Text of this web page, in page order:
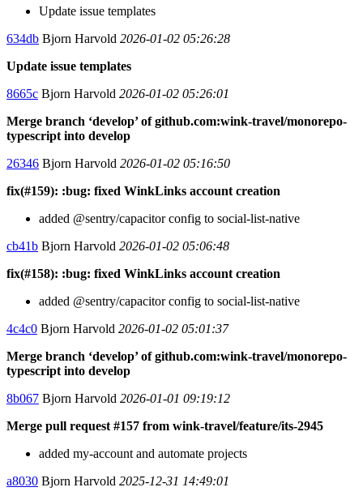
Update issue templates
634db Bjorn Harvold 2026-01-02 05:26:28
Update issue templates
8665c Bjorn Harvold 2026-01-02 05:26:01
Merge branch ‘develop’ of github.com:wink-travel/monorepo-
typescript into develop
26346 Bjorn Harvold 2026-01-02 05:16:50
fix(#159): :bug: fixed WinkLinks account creation
added @sentry/capacitor config to social-list-native
cb41b Bjorn Harvold 2026-01-02 05:06:48
fix(#158): :bug: fixed WinkLinks account creation
added @sentry/capacitor config to social-list-native
4c4c0 Bjorn Harvold 2026-01-02 05:01:37
Merge branch ‘develop’ of github.com:wink-travel/monorepo-
typescript into develop
8b067 Bjorn Harvold 2026-01-01 09:19:12
Merge pull request #157 from wink-travel/feature/its-2945
added my-account and automate projects
a8030 Bjorn Harvold 2025-12-31 14:49:01